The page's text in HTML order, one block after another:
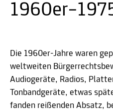
Die 1960er-Jahre waren
weltweiten
Audiogeräte, Radios,
Tonbandgeräte, etwas
fanden reißenden Absatz,